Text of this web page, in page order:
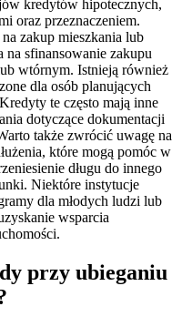
kredytów hipotecznych,
oraz przeznaczeniem.
zakup mieszkania lub
sfinansowanie zakupu
wtórnym. Istnieją również
dla osób planujących
te często mają inne
dotyczące dokumentacji
także zwrócić uwagę na
które mogą pomóc w
długu do innego
Niektóre instytucje
dla młodych ludzi lub
wsparcia
przy ubieganiu